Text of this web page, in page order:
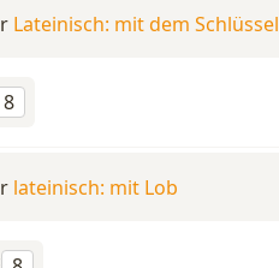
Lateinisch: mit dem Schlüssel
8
lateinisch: mit Lob